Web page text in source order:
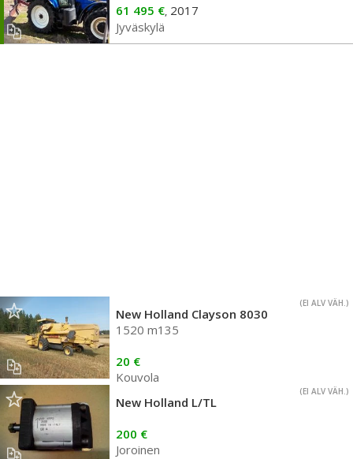
61 495 €, 2017
Jyväskylä
(EI ALV VÄH.)
New Holland Clayson 8030
1520 m135
20 €
Kouvola
(EI ALV VÄH.)
New Holland L/TL
200 €
Joroinen